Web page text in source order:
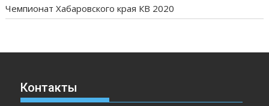
Чемпионат Хабаровского края КВ 2020
Контакты